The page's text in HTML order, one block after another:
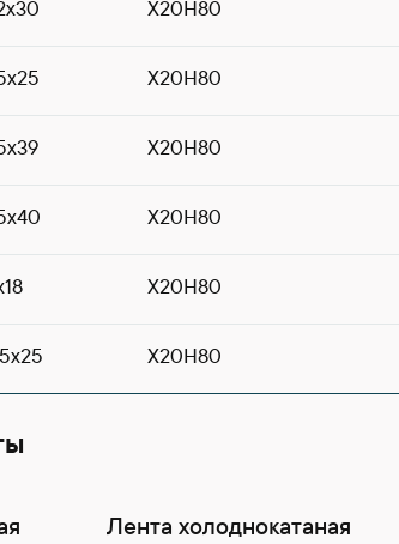
Х20Н80
Х20Н80
Х20Н80
Х20Н80
Х20Н80
Х20Н80
Лента холоднокатаная